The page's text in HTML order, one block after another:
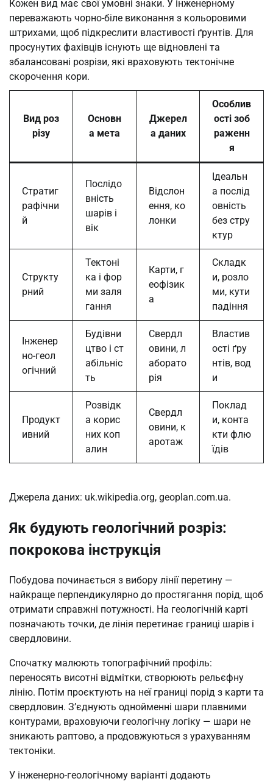
Кожен вид має свої умовні знаки. У інженерному
переважають чорно-біле виконання з кольоровими
штрихами, щоб підкреслити властивості ґрунтів. Для
просунутих фахівців існують ще відновлені та
збалансовані розрізи, які враховують тектонічне
скорочення кори.
Вид роз
різу
Основн
а мета
Джерел
а даних
Особлив
ості зоб
раженн
я
Стратиг
рафічни
й
Послідо
вність
шарів і
вік
Відслон
ення, ко
лонки
Ідеальн
а послід
овність
без стру
ктур
Структу
рний
Тектоні
ка і фор
ми заля
гання
Карти, г
еофізик
а
Складк
и, розло
ми, кути
падіння
Інженер
но-геол
огічний
Будівни
цтво і ст
абільніс
ть
Свердл
овини, л
аборато
рія
Властив
ості ґру
нтів, вод
и
Продукт
ивний
Розвідк
а корис
них коп
алин
Свердл
овини, к
аротаж
Поклад
и, конта
кти флю
їдів
Джерела даних: uk.wikipedia.org, geoplan.com.ua.
Як будують геологічний розріз:
покрокова інструкція
Побудова починається з вибору лінії перетину —
найкраще перпендикулярно до простягання порід, щоб
отримати справжні потужності. На геологічній карті
позначають точки, де лінія перетинає границі шарів і
свердловини.
Спочатку малюють топографічний профіль:
переносять висотні відмітки, створюють рельєфну
лінію. Потім проєктують на неї границі порід з карти та
свердловин. З’єднують однойменні шари плавними
контурами, враховуючи геологічну логіку — шари не
зникають раптово, а продовжуються з урахуванням
тектоніки.
У інженерно-геологічному варіанті додають